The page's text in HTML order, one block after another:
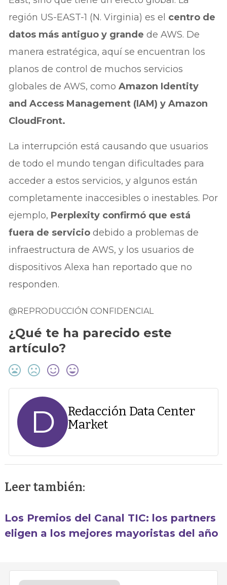
región US-EAST-1 (N. Virginia) es el centro de
datos más antiguo y grande de AWS. De
manera estratégica, aquí se encuentran los
planos de control de muchos servicios
globales de AWS, como Amazon Identity
and Access Management (IAM) y Amazon
CloudFront.
La interrupción está causando que usuarios
de todo el mundo tengan dificultades para
acceder a estos servicios, y algunos están
completamente inaccesibles o inestables. Por
ejemplo, Perplexity confirmó que está
fuera de serviciodebido a problemas de
infraestructura de AWS, y los usuarios de
dispositivos Alexa han reportado que no
responden.
@REPRODUCCIÓN CONFIDENCIAL
¿Qué te ha parecido este
artículo?
D
Redacción Data Center
Market
Leer también:
Los Premios del Canal TIC: los partners
eligen a los mejores mayoristas del año